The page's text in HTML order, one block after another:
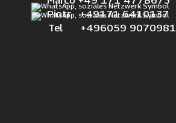
Piotr +49171 6410137
Tel +496059 9070981